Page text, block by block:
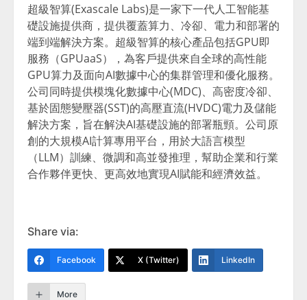
超級智算(Exascale Labs)是一家下一代人工智能基
礎設施提供商，提供覆蓋算力、冷卻、電力和部署的
端到端解決方案。超級智算的核心產品包括GPU即
服務（GPUaaS），為客戶提供來自全球的高性能
GPU算力及面向AI數據中心的集群管理和優化服務。
公司同時提供模塊化數據中心(MDC)、高密度冷卻、
基於固態變壓器(SST)的高壓直流(HVDC)電力及儲能
解決方案，旨在解決AI基礎設施的部署瓶頸。公司原
創的大規模AI計算專用平台，用於大語言模型
（LLM）訓練、微調和高並發推理，幫助企業和行業
合作夥伴更快、更高效地實現AI賦能和經濟效益。
Share via:
Facebook X (Twitter) LinkedIn
More